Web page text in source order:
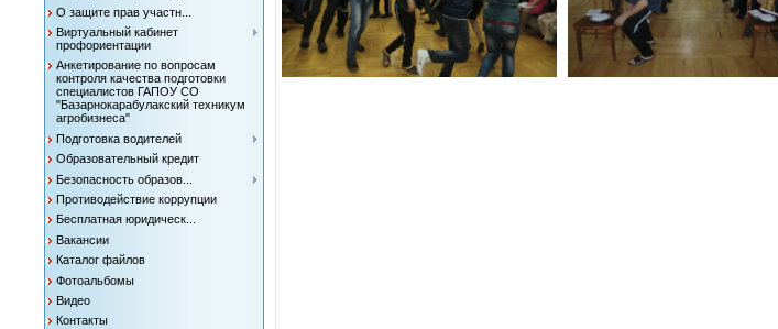
О защите прав участн...
Виртуальный кабинет
профориентации
Анкетирование по вопросам
контроля качества подготовки
специалистов ГАПОУ СО
"Базарнокарабулакский техникум
агробизнеса"
Подготовка водителей
Образовательный кредит
Безопасность образов...
Противодействие коррупции
Бесплатная юридическ...
Вакансии
Каталог файлов
Фотоальбомы
Видео
Контакты